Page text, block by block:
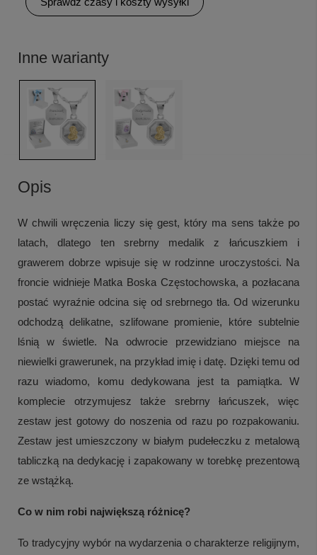
Inne warianty
Opis
W chwili wręczenia liczy się gest, który ma sens także po
latach, dlatego ten srebrny medalik z łańcuszkiem i
grawerem dobrze wpisuje się w rodzinne uroczystości. Na
froncie widnieje Matka Boska Częstochowska, a pozłacana
postać wyraźnie odcina się od srebrnego tła. Od wizerunku
odchodzą delikatne, szlifowane promienie, które subtelnie
lśnią w świetle. Na odwrocie przewidziano miejsce na
niewielki grawerunek, na przykład imię i datę. Dzięki temu od
razu wiadomo, komu dedykowana jest ta pamiątka. W
komplecie otrzymujesz także srebrny łańcuszek, więc
zestaw jest gotowy do noszenia od razu po rozpakowaniu.
Zestaw jest umieszczony w białym pudełeczku z metalową
tabliczką na dedykację i zapakowany w torebkę prezentową
ze wstążką.
Co w nim robi największą różnicę?
To tradycyjny wybór na wydarzenia o charakterze religijnym,